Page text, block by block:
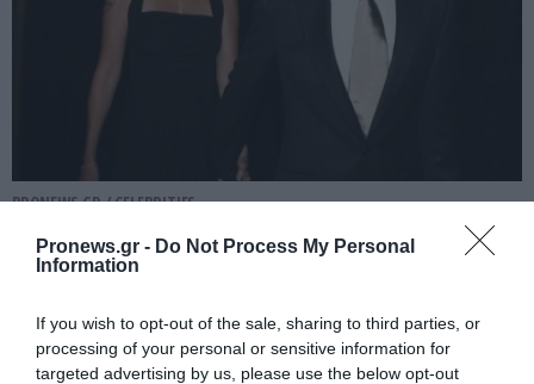
Pronews.gr - Do Not Process My Personal
Information
If you wish to opt-out of the sale, sharing to third parties, or
processing of your personal or sensitive information for
targeted advertising by us, please use the below opt-out
PRONEWS.GR /CELEBRITIES
Αντόνιο Μπαντέρας: Παρά το διαζύγιό
του με την Μέλανι Γκρίφιθ έχουν
άριστες φιλικές σχέσεις – «Περνάμε
πολύ όμορφα»